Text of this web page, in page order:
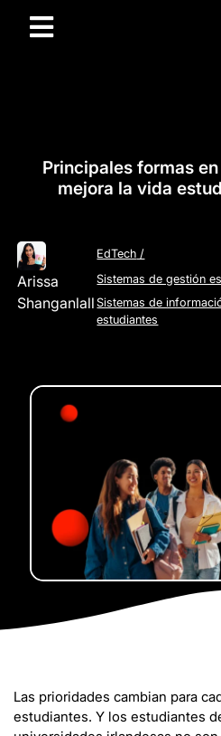
Principales formas
mejora la vida
Arissa
Shanganlall
EdTech /
Sistemas de gestión
Sistemas de
estudiantes
Las prioridades cambian para
estudiantes. Y los estudiantes